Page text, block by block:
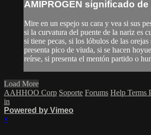
AMIPROGEN significado
Mire en un espejo su cara y vea si sus
si la curvatura del puente de la nariz es
si tiene pecas, si los lóbulos de las orejas
presenta pico de viuda, si se hacen
reírse, si presenta el mentón partido o
Load More
AAHHOO Corp Soporte Forums Help Terms
in
Powered by Vimeo
×